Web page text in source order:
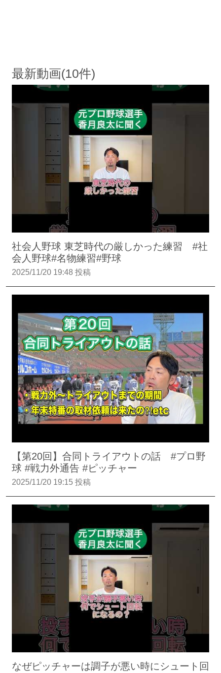
最新動画(10件)
社会人野球 東芝時代の厳しかった練習 #社
会人野球#名物練習#野球
2025/11/20 19:48 投稿
【第20回】合同トライアウトの話 #プロ野
球 #戦力外通告 #ピッチャー
2025/11/20 19:15 投稿
なぜピッチャーは調子が悪い時にシュート回